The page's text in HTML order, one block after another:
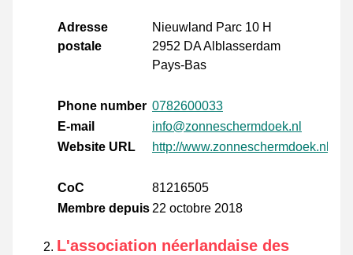
Adresse
postale
Nieuwland Parc 10 H
2952 DA Alblasserdam
Pays-Bas
Phone number 0782600033
E-mail
info@zonneschermdoek.nl
Website URL
http://www.zonneschermdoek.nl
CoC
81216505
Membre depuis 22 octobre 2018
L'association néerlandaise des